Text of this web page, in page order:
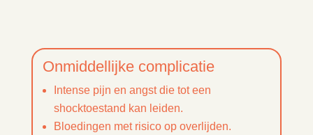
Onmiddellijke complicatie
Intense pijn en angst die tot een
shocktoestand kan leiden.
Bloedingen met risico op overlijden.